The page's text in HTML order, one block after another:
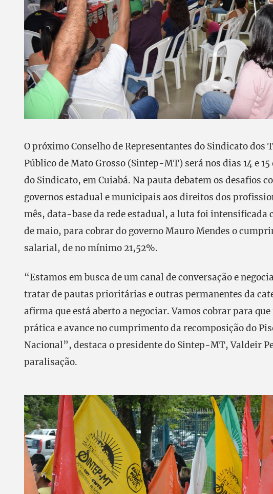
O próximo Conselho de Representantes do Sindicato dos
Público de Mato Grosso (Sintep-MT) será nos dias 14 e
do Sindicato, em Cuiabá. Na pauta debatem os desafios
governos estadual e municipais aos direitos dos
mês, data-base da rede estadual, a luta foi intensificada
de maio, para cobrar do governo Mauro Mendes o
salarial, de no mínimo 21,52%.
“Estamos em busca de um canal de conversação e
tratar de pautas prioritárias e outras permanentes da
afirma que está aberto a negociar. Vamos cobrar para
prática e avance no cumprimento da recomposição do
Nacional”, destaca o presidente do Sintep-MT, Valdeir
paralisação.